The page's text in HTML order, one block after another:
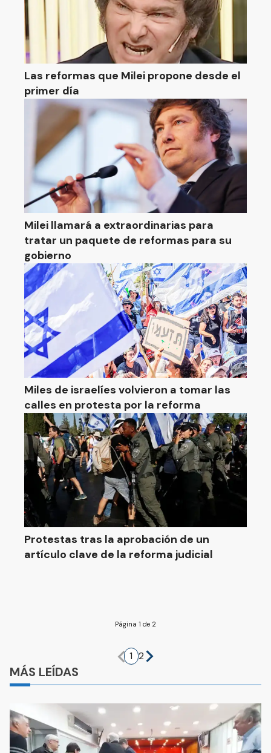
Las reformas que Milei propone desde el
primer día
Milei llamará a extraordinarias para
tratar un paquete de reformas para su
gobierno
Miles de israelíes volvieron a tomar las
calles en protesta por la reforma
Protestas tras la aprobación de un
artículo clave de la reforma judicial
Página 1 de 2
1 2
MÁS LEÍDAS